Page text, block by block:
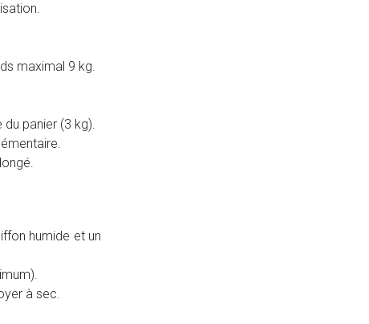
maximal 9 kg.
panier (3 kg).
humide et un
à sec.